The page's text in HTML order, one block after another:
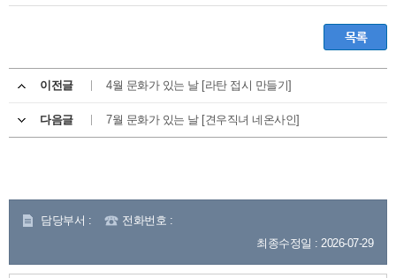
이전글 4월 문화가 있는 날 [라탄 접시 만들기]
다음글 7월 문화가 있는 날 [견우직녀 네온사인]
담당부서 :
전화번호 :
최종수정일 : 2026-07-29